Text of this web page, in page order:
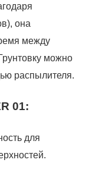
она
между
можно
распылителя.
01:
для